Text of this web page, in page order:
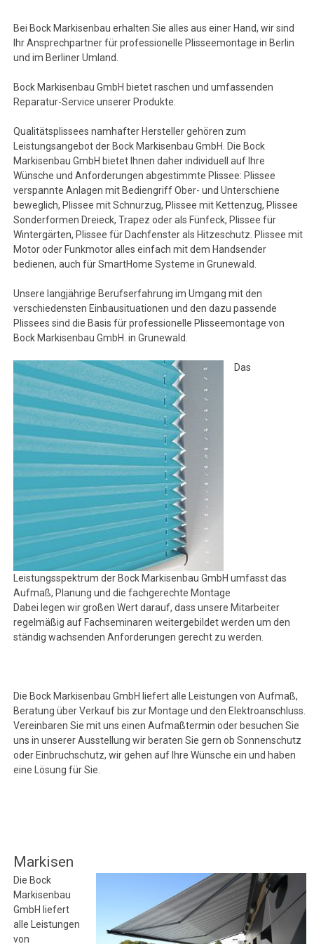
Bei Bock Markisenbau erhalten Sie alles aus einer Hand, wir sind
Ihr Ansprechpartner für professionelle Plisseemontage in Berlin
und im Berliner Umland.
Bock Markisenbau GmbH bietet raschen und umfassenden
Reparatur-Service unserer Produkte.
Qualitätsplissees namhafter Hersteller gehören zum
Leistungsangebot der Bock Markisenbau GmbH. Die Bock
Markisenbau GmbH bietet Ihnen daher individuell auf Ihre
Wünsche und Anforderungen abgestimmte Plissee: Plissee
verspannte Anlagen mit Bediengriff Ober- und Unterschiene
beweglich, Plissee mit Schnurzug, Plissee mit Kettenzug, Plissee
Sonderformen Dreieck, Trapez oder als Fünfeck, Plissee für
Wintergärten, Plissee für Dachfenster als Hitzeschutz. Plissee mit
Motor oder Funkmotor alles einfach mit dem Handsender
bedienen, auch für SmartHome Systeme in Grunewald.
Unsere langjährige Berufserfahrung im Umgang mit den
verschiedensten Einbausituationen und den dazu passende
Plissees sind die Basis für professionelle Plisseemontage von
Bock Markisenbau GmbH. in Grunewald.
Das
Leistungsspektrum der Bock Markisenbau GmbH umfasst das
Aufmaß, Planung und die fachgerechte Montage
Dabei legen wir großen Wert darauf, dass unsere Mitarbeiter
regelmäßig auf Fachseminaren weitergebildet werden um den
ständig wachsenden Anforderungen gerecht zu werden.
Die Bock Markisenbau GmbH liefert alle Leistungen von Aufmaß,
Beratung über Verkauf bis zur Montage und den Elektroanschluss.
Vereinbaren Sie mit uns einen Aufmaßtermin oder besuchen Sie
uns in unserer Ausstellung wir beraten Sie gern ob Sonnenschutz
oder Einbruchschutz, wir gehen auf Ihre Wünsche ein und haben
eine Lösung für Sie.
Markisen
Die Bock
Markisenbau
GmbH liefert
alle Leistungen
von